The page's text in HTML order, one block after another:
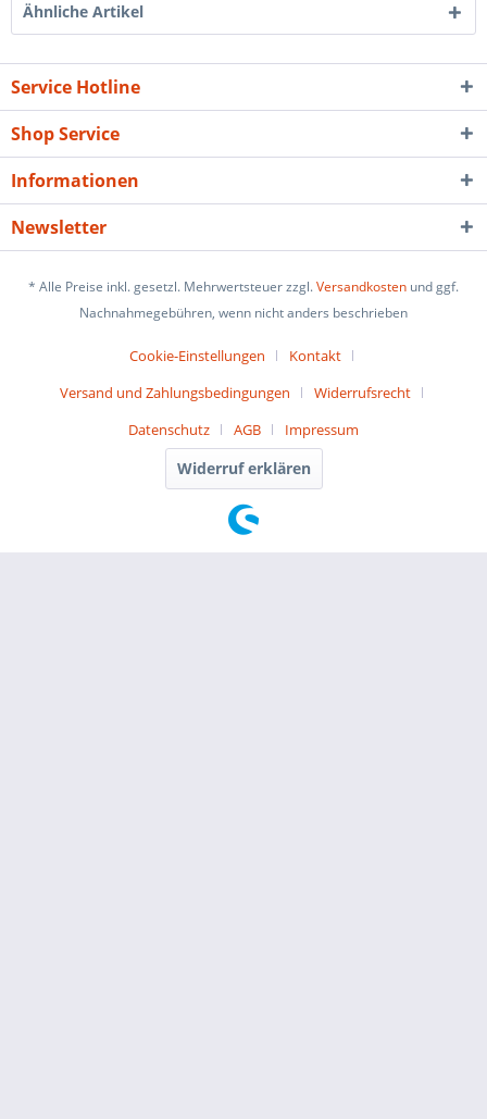
Ähnliche Artikel
Service Hotline
Shop Service
Informationen
Newsletter
* Alle Preise inkl. gesetzl. Mehrwertsteuer zzgl.Versandkosten und ggf.
Nachnahmegebühren, wenn nicht anders beschrieben
Cookie-Einstellungen
Kontakt
Versand und Zahlungsbedingungen
Widerrufsrecht
Datenschutz
AGB Impressum
Widerruf erklären